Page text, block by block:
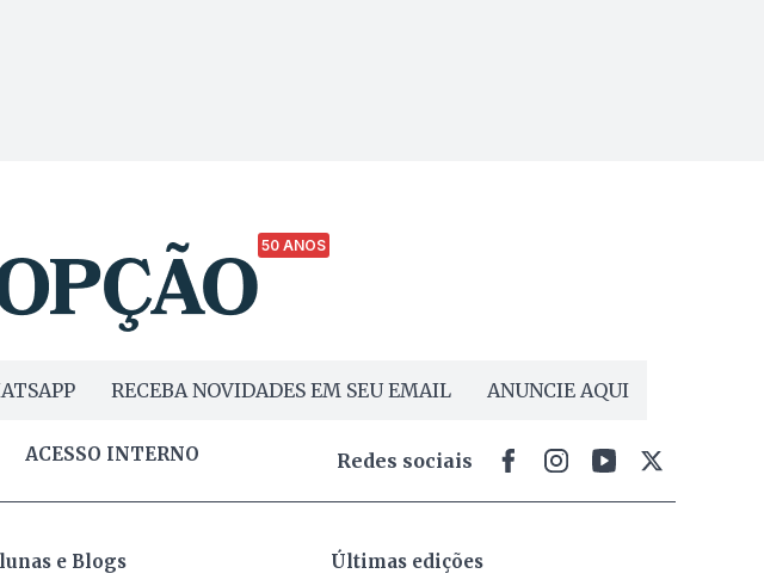
50 ANOS
RECEBA NOVIDADES EM SEU EMAIL ANUNCIE AQUI
ACESSO INTERNO Redes sociais
e Blogs Últimas edições